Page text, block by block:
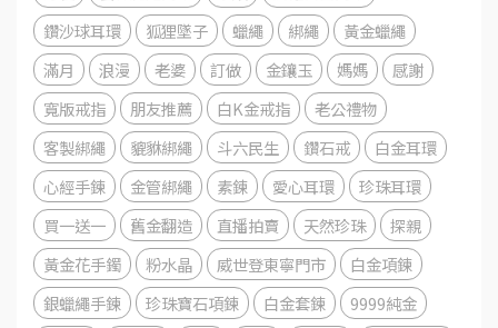
鑽沙球耳環
狐狸墜子 蠟繩 綁繩
黃金蠟繩
滿月
浪漫 老婆 訂做 金鑲玉 媽媽
感謝
寬版戒指
朋友推薦 白K金戒指
老公禮物
客製綁繩
貔貅綁繩 斗六民生 鑽石戒
白金耳環
心經手鍊
金管綁繩 素鍊 愛心耳環
珍珠耳環
買一送一
舊金翻造 直播拍賣 天然珍珠
探親
黃金花手鐲
粉水晶 威世登東寧門市
白金項鍊
銀蠟繩手鍊
珍珠寶石項鍊 白金套鍊
9999純金